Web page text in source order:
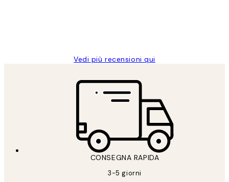
Vedi più recensioni qui
CONSEGNA RAPIDA
3-5 giorni